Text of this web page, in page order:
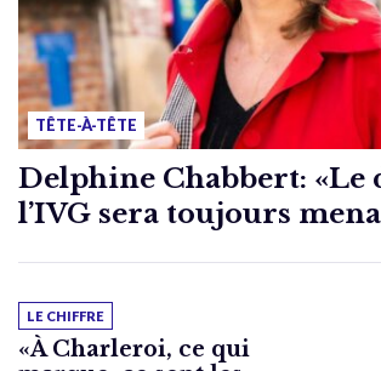
TÊTE-À-TÊTE
Delphine Chabbert: «Le
l’IVG sera toujours
LE CHIFFRE
«À Charleroi, ce qui